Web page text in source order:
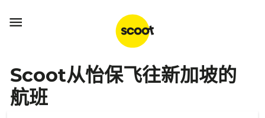

Scoot从怡保飞往新加坡的
航班